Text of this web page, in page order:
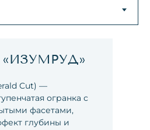
Cut) —
огранка с
фасетами,
глубины и